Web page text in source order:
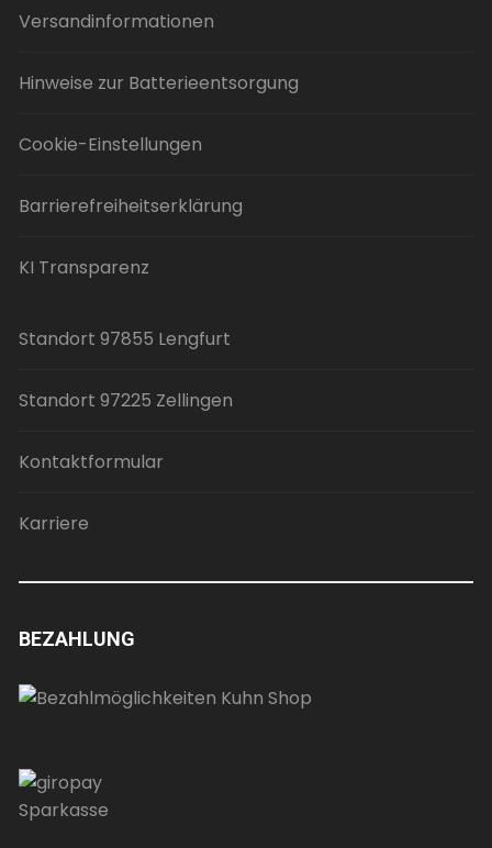
Versandinformationen
Hinweise zur Batterieentsorgung
Cookie-Einstellungen
Barrierefreiheitserklärung
KI Transparenz
Standort 97855 Lengfurt
Standort 97225 Zellingen
Kontaktformular
Karriere
BEZAHLUNG